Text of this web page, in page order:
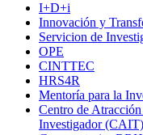
I+D+i
Innovación y
Servicion de
OPE
CINTTEC
HRS4R
Mentoría para la
Centro de
Investigador (CAIT)